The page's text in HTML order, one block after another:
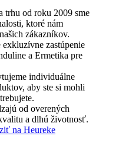
trhu od roku 2009 sme
ktoré nám
zákazníkov.
exkluzívne zastúpenie
a Ermetika pre
individuálne
aby ste si mohli
od overených
a dlhú životnosť.
na Heureke